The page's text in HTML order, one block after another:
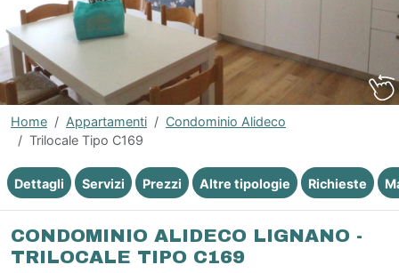
Home Appartamenti
Condominio Alideco
Trilocale Tipo C169
CONDOMINIO ALIDECO LIGNANO -
TRILOCALE TIPO C169
Dettagli Servizi Prezzi Altre tipologie Richieste